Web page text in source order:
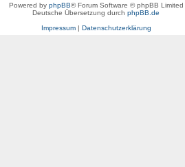
Powered by phpBB® Forum Software © phpBB Limited
Deutsche Übersetzung durch phpBB.de
Impressum| Datenschutzerklärung